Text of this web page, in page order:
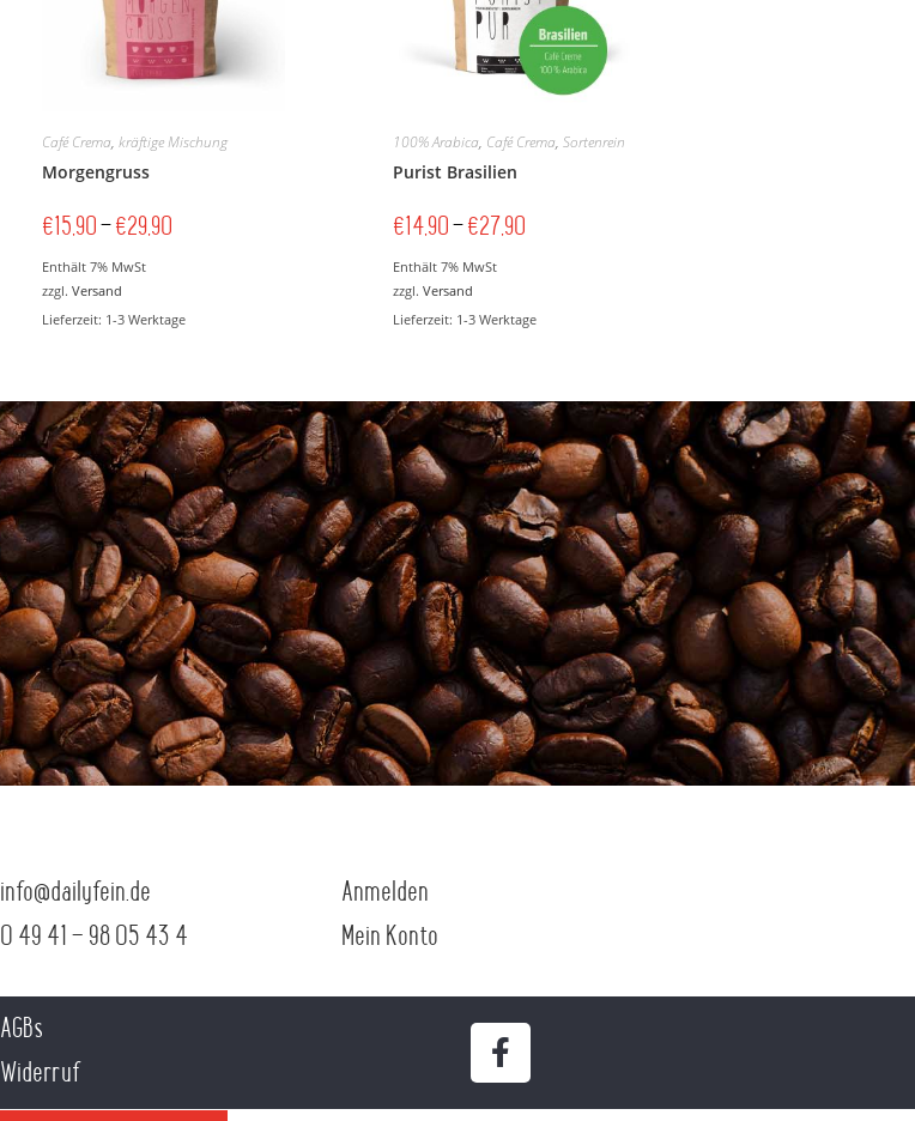
Café Crema, kräftige Mischung
Morgengruss
€ 15,90 – €29,90
Enthält 7% MwSt
zzgl. Versand
Lieferzeit: 1-3 Werktage
100% Arabica, Café Crema, Sortenrein
Purist Brasilien
€ 14,90 – €27,90
Enthält 7% MwSt
zzgl. Versand
Lieferzeit: 1-3 Werktage
info@dailyfein.de
0 49 41 – 98 05 43 4
Anmelden
Mein Konto
AGBs
Widerruf